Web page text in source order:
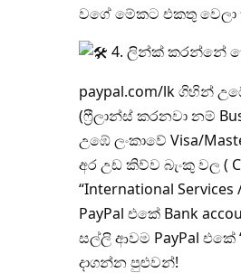
වගේ මේකට එකතු වෙලා
4. ලින්ක් කරන්නේ
paypal.com/lkගිහින්
(ෆ්‍රීලාන්ස් කරනවා නම්
උඹේ ලංකාවේ Visa/
අර උඩ කිව්ව බැංකු වල (
“International
PayPal එකේ Bank
සල්ලි ආවම PayPal එකේ
දාගන්න පුළුවන්!